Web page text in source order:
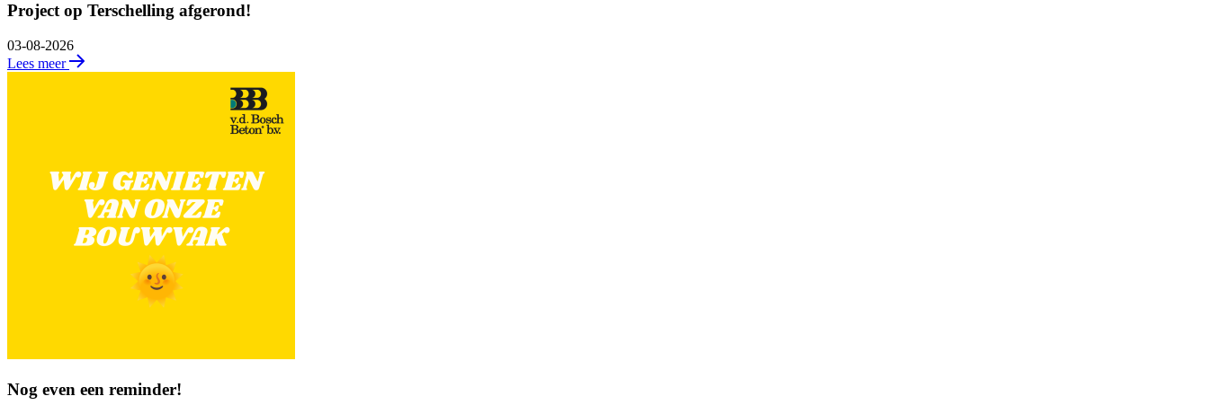
Project op Terschelling afgerond!
03-08-2026
Lees meer
Nog even een reminder!